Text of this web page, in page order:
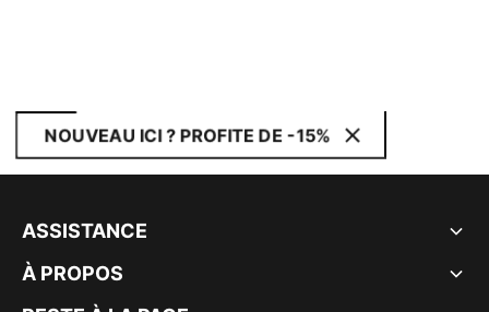
NOUVEAU ICI ? PROFITE DE -15%
ASSISTANCE
À PROPOS